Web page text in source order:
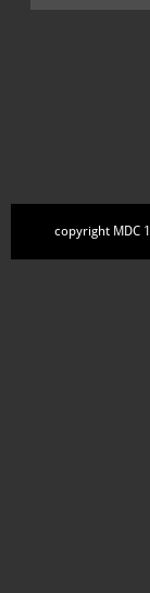
copyright MDC